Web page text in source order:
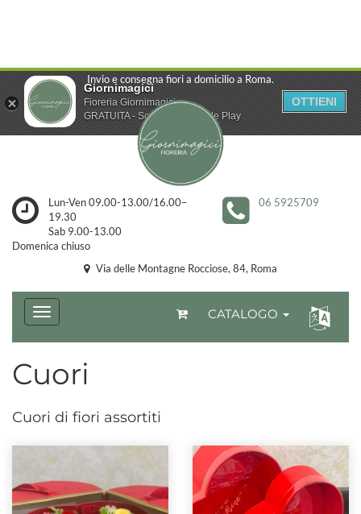
Giornimagici
Fioreria Giornimagici
GRATUITA - Scarica da Google Play
OTTIENI
Invio e consegna fiori a domicilio a Roma.
Lun-Ven 09.00-13.00/16.00–
19.30
Sab 9.00-13.00
Domenica chiuso
06 5925709
Via delle Montagne Rocciose, 84, Roma
CATALOGO
Cuori
Cuori di fiori assortiti